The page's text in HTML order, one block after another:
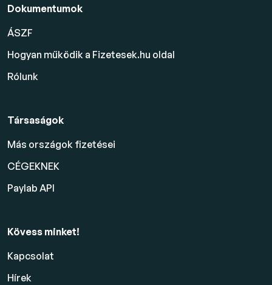
Dokumentumok
ÁSZF
Hogyan működik a Fizetesek.hu oldal
Rólunk
Társaságok
Más országok fizetései
CÉGEKNEK
Paylab API
Kövess minket!
Kapcsolat
Hírek